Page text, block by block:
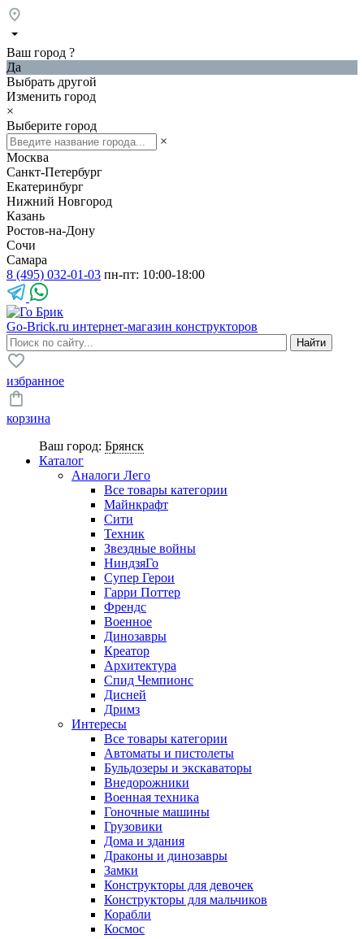
Ваш город ?
Да
Выбрать другой
Изменить город
×
Выберите город
×
Москва
Санкт-Петербург
Екатеринбург
Нижний Новгород
Казань
Ростов-на-Дону
Сочи
Самара
8 (495) 032-01-03 пн-пт: 10:00-18:00
Go-Brick.ru интернет-магазин конструкторов
избранное
корзина
Ваш город: Брянск
Каталог
Аналоги Лего
Все товары категории
Майнкрафт
Сити
Техник
Звездные войны
НиндзяГо
Супер Герои
Гарри Поттер
Френдс
Военное
Динозавры
Креатор
Архитектура
Спид Чемпионс
Дисней
Дримз
Интересы
Все товары категории
Автоматы и пистолеты
Бульдозеры и экскаваторы
Внедорожники
Военная техника
Гоночные машины
Грузовики
Дома и здания
Драконы и динозавры
Замки
Конструкторы для девочек
Конструкторы для мальчиков
Корабли
Космос